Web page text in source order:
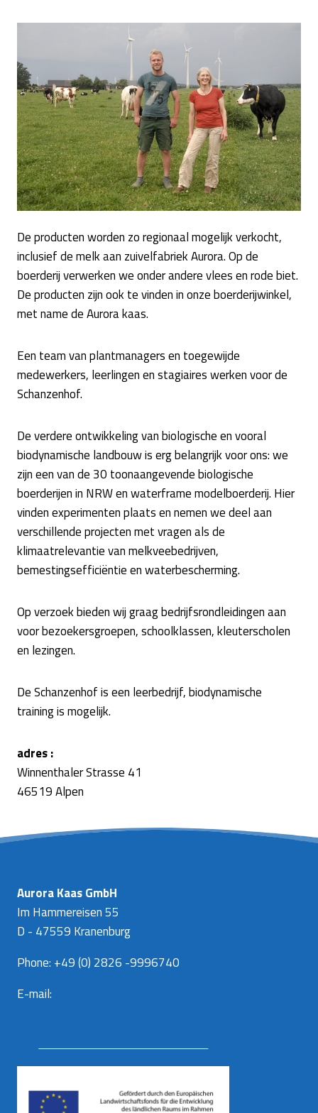
De producten worden zo regionaal mogelijk verkocht,
inclusief de melk aan zuivelfabriek Aurora. Op de
boerderij verwerken we onder andere vlees en rode biet.
De producten zijn ook te vinden in onze boerderijwinkel,
met name de Aurora kaas.
Een team van plantmanagers en toegewijde
medewerkers, leerlingen en stagiaires werken voor de
Schanzenhof.
De verdere ontwikkeling van biologische en vooral
biodynamische landbouw is erg belangrijk voor ons: we
zijn een van de 30 toonaangevende biologische
boerderijen in NRW en waterframe modelboerderij. Hier
vinden experimenten plaats en nemen we deel aan
verschillende projecten met vragen als de
klimaatrelevantie van melkveebedrijven,
bemestingsefficiëntie en waterbescherming.
Op verzoek bieden wij graag bedrijfsrondleidingen aan
voor bezoekersgroepen, schoolklassen, kleuterscholen
en lezingen.
De Schanzenhof is een leerbedrijf, biodynamische
training is mogelijk.
adres :
Winnenthaler Strasse 41
46519 Alpen
Aurora Kaas GmbH
Im Hammereisen 55
D - 47559 Kranenburg
Phone: +49 (0) 2826 -9996740
E-mail: